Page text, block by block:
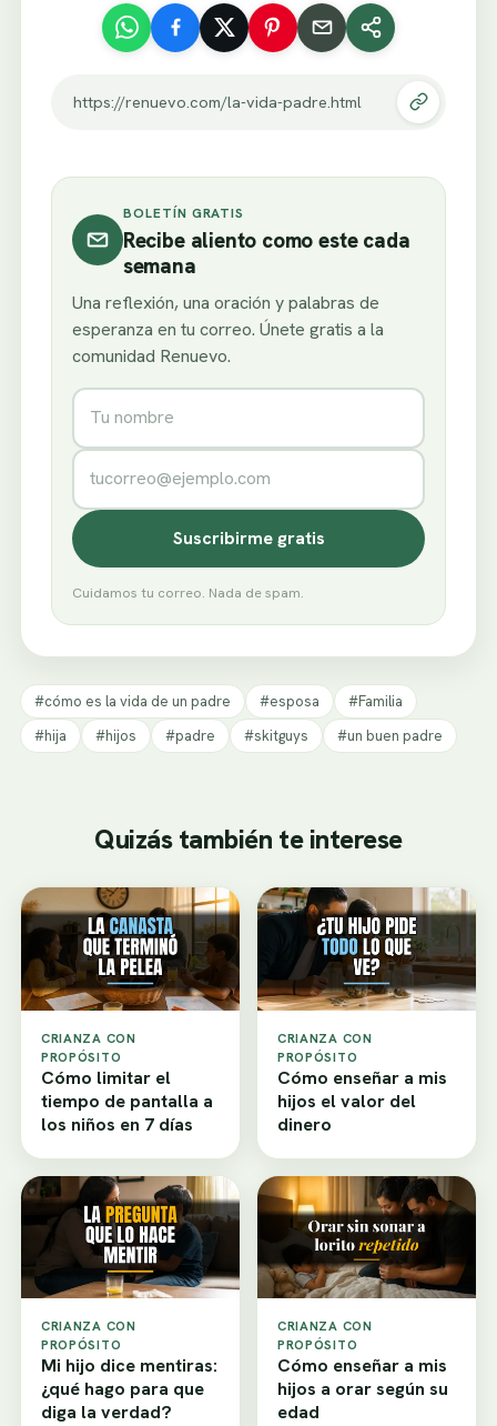
https://renuevo.com/la-vida-padre.html
BOLETÍN GRATIS
Recibe aliento como este cada
semana
Una reflexión, una oración y palabras de
esperanza en tu correo. Únete gratis a la
comunidad Renuevo.
Nombre
Correo electrónico
Suscribirme gratis
Cuidamos tu correo. Nada de spam.
#cómo es la vida de un padre #esposa
#Familia
#hija
#hijos #padre #skitguys #un buen padre
Quizás también te interese
CRIANZA CON
PROPÓSITO
Cómo limitar el
tiempo de pantalla a
los niños en 7 días
CRIANZA CON
PROPÓSITO
Cómo enseñar a mis
hijos el valor del
dinero
CRIANZA CON
PROPÓSITO
Mi hijo dice mentiras:
¿qué hago para que
diga la verdad?
CRIANZA CON
PROPÓSITO
Cómo enseñar a mis
hijos a orar según su
edad